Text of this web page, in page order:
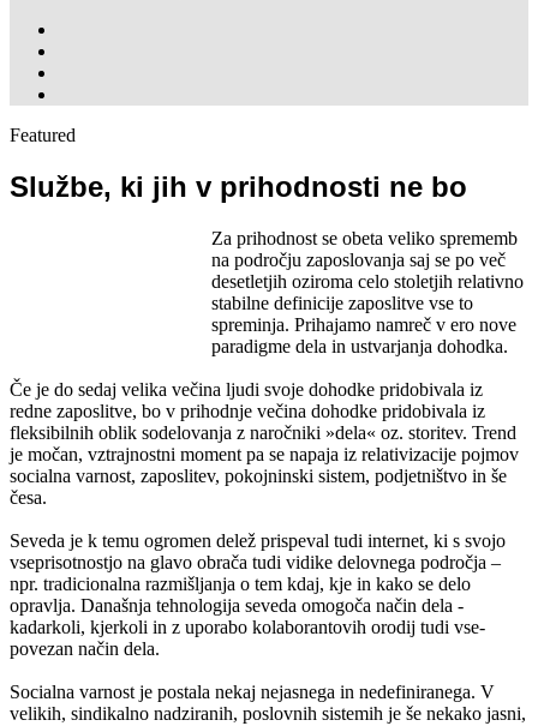
Featured
Službe, ki jih v prihodnosti ne bo
Za prihodnost se obeta veliko sprememb
na področju zaposlovanja saj se po več
desetletjih oziroma celo stoletjih relativno
stabilne definicije zaposlitve vse to
spreminja. Prihajamo namreč v ero nove
paradigme dela in ustvarjanja dohodka.
Če je do sedaj velika večina ljudi svoje dohodke pridobivala iz
redne zaposlitve, bo v prihodnje večina dohodke pridobivala iz
fleksibilnih oblik sodelovanja z naročniki »dela« oz. storitev. Trend
je močan, vztrajnostni moment pa se napaja iz relativizacije pojmov
socialna varnost, zaposlitev, pokojninski sistem, podjetništvo in še
česa.
Seveda je k temu ogromen delež prispeval tudi internet, ki s svojo
vseprisotnostjo na glavo obrača tudi vidike delovnega področja –
npr. tradicionalna razmišljanja o tem kdaj, kje in kako se delo
opravlja. Današnja tehnologija seveda omogoča način dela -
kadarkoli, kjerkoli in z uporabo kolaborantovih orodij tudi vse-
povezan način dela.
Socialna varnost je postala nekaj nejasnega in nedefiniranega. V
velikih, sindikalno nadziranih, poslovnih sistemih je še nekako jasni,